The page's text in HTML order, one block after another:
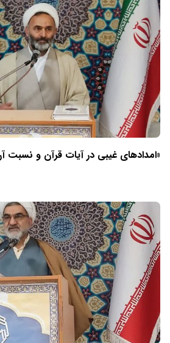
«امدادهای غیبی در آیات قرآن و نسبت